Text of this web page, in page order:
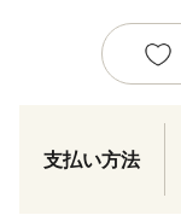
支払い方法